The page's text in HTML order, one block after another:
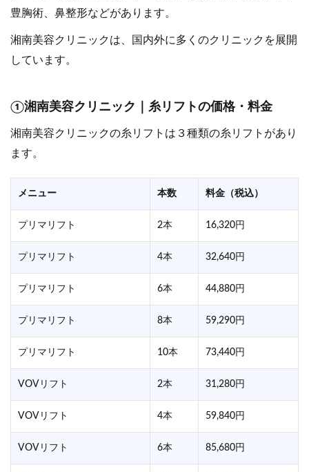
豊胸術、鼻整形などがあります。
湘南美容クリニックは、国内外に多くのクリニックを展開
しています。
①湘南美容クリニック｜糸リフトの価格・料金
湘南美容クリニックの糸リフトは３種類の糸リフトがあり
ます。
メニュー 本数 料金（税込）
プリマリフト 2本 16,320円
プリマリフト 4本 32,640円
プリマリフト 6本 44,880円
プリマリフト 8本 59,290円
プリマリフト 10本 73,440円
VOVリフト 2本 31,280円
VOVリフト 4本 59,840円
VOVリフト 6本 85,680円